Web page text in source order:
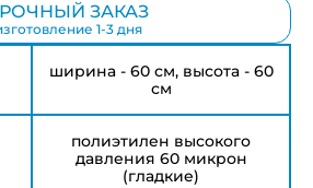
ЗАКАЗ
1-3 дня
ширина - 60 см, высота - 60
см
полиэтилен высокого
давления 60 микрон
(гладкие)